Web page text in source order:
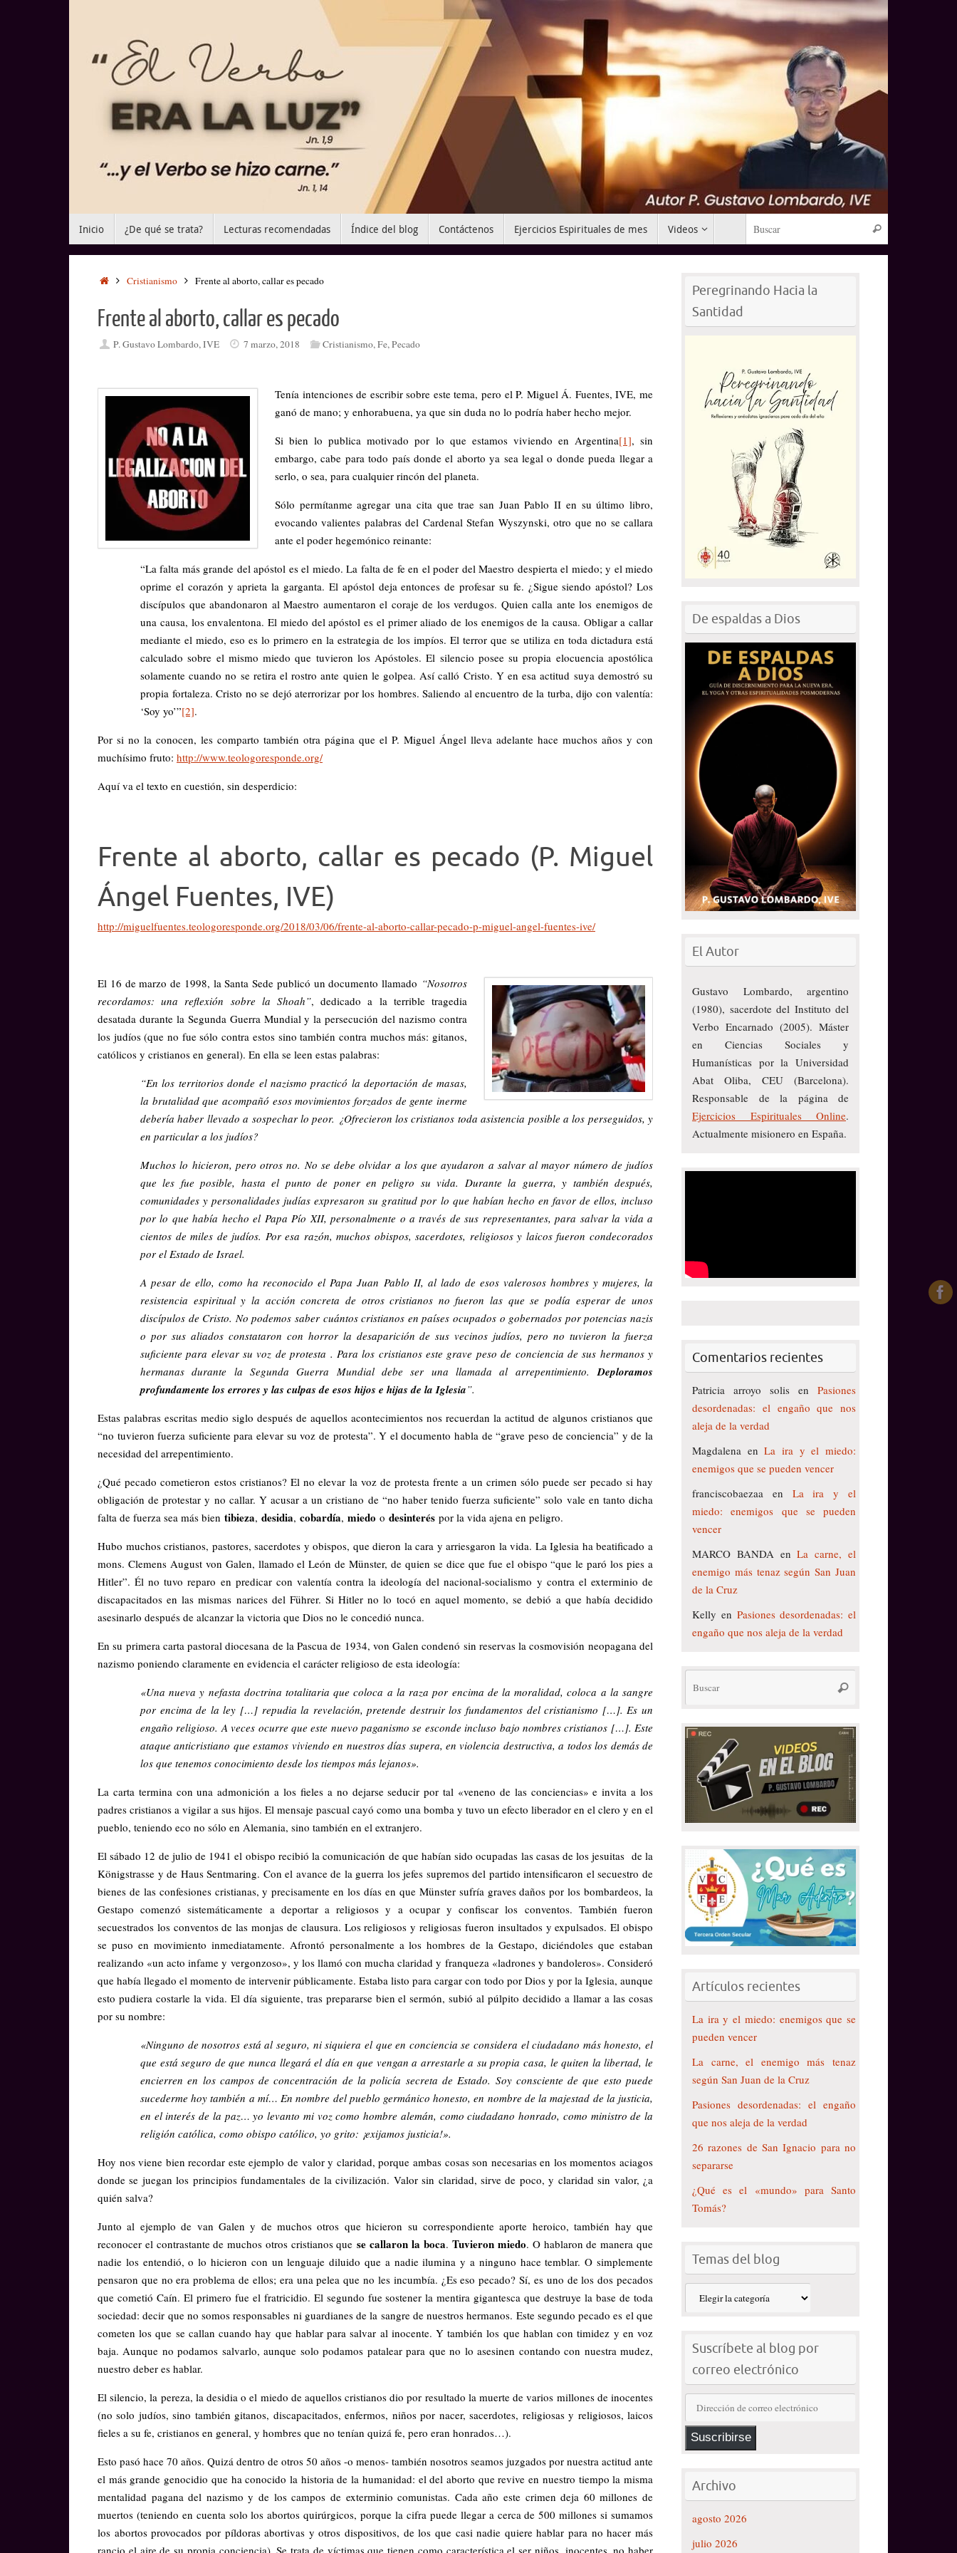
Inicio ¿De qué se trata? Lecturas recomendadas Índice del blog Contáctenos Ejercicios Espirituales de mes Videos Buscar
InicioCristianismo Frente al aborto, callar es pecado
Frente al aborto, callar es pecado
P. Gustavo Lombardo, IVE 7 marzo, 2018 Cristianismo,Fe,Pecado
Tenía intenciones de escribir sobre este tema, pero el P. Miguel Á. Fuentes, IVE, me
ganó de mano; y enhorabuena, ya que sin duda no lo podría haber hecho mejor.
Si bien lo publica motivado por lo que estamos viviendo en Argentina[1], sin
embargo, cabe para todo país donde el aborto ya sea legal o donde pueda llegar a
serlo, o sea, para cualquier rincón del planeta.
Sólo permítanme agregar una cita que trae san Juan Pablo II en su último libro,
evocando valientes palabras del Cardenal Stefan Wyszynski, otro que no se callara
ante el poder hegemónico reinante:
“La falta más grande del apóstol es el miedo. La falta de fe en el poder del Maestro despierta el miedo; y el miedo
oprime el corazón y aprieta la garganta. El apóstol deja entonces de profesar su fe. ¿Sigue siendo apóstol? Los
discípulos que abandonaron al Maestro aumentaron el coraje de los verdugos. Quien calla ante los enemigos de
una causa, los envalentona. El miedo del apóstol es el primer aliado de los enemigos de la causa. Obligar a callar
mediante el miedo, eso es lo primero en la estrategia de los impíos. El terror que se utiliza en toda dictadura está
calculado sobre el mismo miedo que tuvieron los Apóstoles. El silencio posee su propia elocuencia apostólica
solamente cuando no se retira el rostro ante quien le golpea. Así calló Cristo. Y en esa actitud suya demostró su
propia fortaleza. Cristo no se dejó aterrorizar por los hombres. Saliendo al encuentro de la turba, dijo con valentía:
‘Soy yo’”[2].
Por si no la conocen, les comparto también otra página que el P. Miguel Ángel lleva adelante hace muchos años y con
muchísimo fruto: http://www.teologoresponde.org/
Aquí va el texto en cuestión, sin desperdicio:
Frente al aborto, callar es pecado (P. Miguel
Ángel Fuentes, IVE)
http://miguelfuentes.teologoresponde.org/2018/03/06/frente-al-aborto-callar-pecado-p-miguel-angel-fuentes-ive/
El 16 de marzo de 1998, la Santa Sede publicó un documento llamado “Nosotros
recordamos: una reflexión sobre la Shoah”, dedicado a la terrible tragedia
desatada durante la Segunda Guerra Mundial y la persecución del nazismo contra
los judíos (que no fue sólo contra estos sino también contra muchos más: gitanos,
católicos y cristianos en general). En ella se leen estas palabras:
“En los territorios donde el nazismo practicó la deportación de masas,
la brutalidad que acompañó esos movimientos forzados de gente inerme
debería haber llevado a sospechar lo peor. ¿Ofrecieron los cristianos toda asistencia posible a los perseguidos, y
en particular a los judíos?
Muchos lo hicieron, pero otros no. No se debe olvidar a los que ayudaron a salvar al mayor número de judíos
que les fue posible, hasta el punto de poner en peligro su vida. Durante la guerra, y también después,
comunidades y personalidades judías expresaron su gratitud por lo que habían hecho en favor de ellos, incluso
por lo que había hecho el Papa Pío XII, personalmente o a través de sus representantes, para salvar la vida a
cientos de miles de judíos. Por esa razón, muchos obispos, sacerdotes, religiosos y laicos fueron condecorados
por el Estado de Israel.
A pesar de ello, como ha reconocido el Papa Juan Pablo II, al lado de esos valerosos hombres y mujeres, la
resistencia espiritual y la acción concreta de otros cristianos no fueron las que se podía esperar de unos
discípulos de Cristo. No podemos saber cuántos cristianos en países ocupados o gobernados por potencias nazis
o por sus aliados constataron con horror la desaparición de sus vecinos judíos, pero no tuvieron la fuerza
suficiente para elevar su voz de protesta . Para los cristianos este grave peso de conciencia de sus hermanos y
hermanas durante la Segunda Guerra Mundial debe ser una llamada al arrepentimiento. Deploramos
profundamente los errores y las culpas de esos hijos e hijas de la Iglesia”.
Estas palabras escritas medio siglo después de aquellos acontecimientos nos recuerdan la actitud de algunos cristianos que
“no tuvieron fuerza suficiente para elevar su voz de protesta”. Y el documento habla de “grave peso de conciencia” y de la
necesidad del arrepentimiento.
¿Qué pecado cometieron estos cristianos? El no elevar la voz de protesta frente a un crimen sólo puede ser pecado si hay
obligación de protestar y no callar. Y acusar a un cristiano de “no haber tenido fuerza suficiente” solo vale en tanto dicha
falta de fuerza sea más bien tibieza, desidia, cobardía, miedo o desinterés por la vida ajena en peligro.
Hubo muchos cristianos, pastores, sacerdotes y obispos, que dieron la cara y arriesgaron la vida. La Iglesia ha beatificado a
mons. Clemens August von Galen, llamado el León de Münster, de quien se dice que fue el obispo “que le paró los pies a
Hitler”. Él no tuvo reparo en predicar con valentía contra la ideología del nacional-socialismo y contra el exterminio de
discapacitados en las mismas narices del Führer. Si Hitler no lo tocó en aquel momento, se debió a que había decidido
asesinarlo después de alcanzar la victoria que Dios no le concedió nunca.
En su primera carta pastoral diocesana de la Pascua de 1934, von Galen condenó sin reservas la cosmovisión neopagana del
nazismo poniendo claramente en evidencia el carácter religioso de esta ideología:
«Una nueva y nefasta doctrina totalitaria que coloca a la raza por encima de la moralidad, coloca a la sangre
por encima de la ley […] repudia la revelación, pretende destruir los fundamentos del cristianismo […]. Es un
engaño religioso. A veces ocurre que este nuevo paganismo se esconde incluso bajo nombres cristianos […]. Este
ataque anticristiano que estamos viviendo en nuestros días supera, en violencia destructiva, a todos los demás de
los que tenemos conocimiento desde los tiempos más lejanos».
La carta termina con una admonición a los fieles a no dejarse seducir por tal «veneno de las conciencias» e invita a los
padres cristianos a vigilar a sus hijos. El mensaje pascual cayó como una bomba y tuvo un efecto liberador en el clero y en el
pueblo, teniendo eco no sólo en Alemania, sino también en el extranjero.
El sábado 12 de julio de 1941 el obispo recibió la comunicación de que habían sido ocupadas las casas de los jesuitas de la
Königstrasse y de Haus Sentmaring. Con el avance de la guerra los jefes supremos del partido intensificaron el secuestro de
bienes de las confesiones cristianas, y precisamente en los días en que Münster sufría graves daños por los bombardeos, la
Gestapo comenzó sistemáticamente a deportar a religiosos y a ocupar y confiscar los conventos. También fueron
secuestrados los conventos de las monjas de clausura. Los religiosos y religiosas fueron insultados y expulsados. El obispo
se puso en movimiento inmediatamente. Afrontó personalmente a los hombres de la Gestapo, diciéndoles que estaban
realizando «un acto infame y vergonzoso», y los llamó con mucha claridad y franqueza «ladrones y bandoleros». Consideró
que había llegado el momento de intervenir públicamente. Estaba listo para cargar con todo por Dios y por la Iglesia, aunque
esto pudiera costarle la vida. El día siguiente, tras prepararse bien el sermón, subió al púlpito decidido a llamar a las cosas
por su nombre:
«Ninguno de nosotros está al seguro, ni siquiera el que en conciencia se considera el ciudadano más honesto, el
que está seguro de que nunca llegará el día en que vengan a arrestarle a su propia casa, le quiten la libertad, le
encierren en los campos de concentración de la policía secreta de Estado. Soy consciente de que esto puede
sucederme hoy también a mí… En nombre del pueblo germánico honesto, en nombre de la majestad de la justicia,
en el interés de la paz… yo levanto mi voz como hombre alemán, como ciudadano honrado, como ministro de la
religión católica, como obispo católico, yo grito: ¡exijamos justicia!».
Hoy nos viene bien recordar este ejemplo de valor y claridad, porque ambas cosas son necesarias en los momentos aciagos
donde se juegan los principios fundamentales de la civilización. Valor sin claridad, sirve de poco, y claridad sin valor, ¿a
quién salva?
Junto al ejemplo de van Galen y de muchos otros que hicieron su correspondiente aporte heroico, también hay que
reconocer el contrastante de muchos otros cristianos quese callaron la boca.Tuvieron miedo. O hablaron de manera que
nadie los entendió, o lo hicieron con un lenguaje diluido que a nadie ilumina y a ninguno hace temblar. O simplemente
pensaron que no era problema de ellos; era una pelea que no les incumbía. ¿Es eso pecado? Sí, es uno de los dos pecados
que cometió Caín. El primero fue el fratricidio. El segundo fue sostener la mentira gigantesca que destruye la base de toda
sociedad: decir que no somos responsables ni guardianes de la sangre de nuestros hermanos. Este segundo pecado es el que
cometen los que se callan cuando hay que hablar para salvar al inocente. Y también los que hablan con timidez y en voz
baja. Aunque no podamos salvarlo, aunque solo podamos patalear para que no lo asesinen contando con nuestra mudez,
nuestro deber es hablar.
El silencio, la pereza, la desidia o el miedo de aquellos cristianos dio por resultado la muerte de varios millones de inocentes
(no solo judíos, sino también gitanos, discapacitados, enfermos, niños por nacer, sacerdotes, religiosas y religiosos, laicos
fieles a su fe, cristianos en general, y hombres que no tenían quizá fe, pero eran honrados…).
Esto pasó hace 70 años. Quizá dentro de otros 50 años -o menos- también nosotros seamos juzgados por nuestra actitud ante
el más grande genocidio que ha conocido la historia de la humanidad: el del aborto que revive en nuestro tiempo la misma
mentalidad pagana del nazismo y de los campos de exterminio comunistas. Cada año este crimen deja 60 millones de
muertos (teniendo en cuenta solo los abortos quirúrgicos, porque la cifra puede llegar a cerca de 500 millones si sumamos
los abortos provocados por píldoras abortivas y otros dispositivos, de los que casi nadie quiere hablar para no hacer más
rancio el aire de su propia conciencia). Se trata de víctimas que tienen como característica el ser niños, inocentes, no haber
Peregrinando Hacia la
Santidad
De espaldas a Dios
El Autor
Gustavo Lombardo, argentino
(1980), sacerdote del Instituto del
Verbo Encarnado (2005). Máster
en Ciencias Sociales y
Humanísticas por la Universidad
Abat Oliba, CEU (Barcelona).
Responsable de la página de
Ejercicios Espirituales Online.
Actualmente misionero en España.
Comentarios recientes
Patricia arroyo solis en Pasiones
desordenadas: el engaño que nos
aleja de la verdad
Magdalena enLa ira y el miedo:
enemigos que se pueden vencer
franciscobaezaa en La ira y el
miedo: enemigos que se pueden
vencer
MARCO BANDAenLa carne, el
enemigo más tenaz según San Juan
de la Cruz
Kelly en Pasiones desordenadas: el
engaño que nos aleja de la verdad
Buscar
Artículos recientes
La ira y el miedo: enemigos que se
pueden vencer
La carne, el enemigo más tenaz
según San Juan de la Cruz
Pasiones desordenadas: el engaño
que nos aleja de la verdad
26 razones de San Ignacio para no
separarse
¿Qué es el «mundo» para Santo
Tomás?
Temas del blog
del
Suscríbete al blog por
correo electrónico
de
correo
electrónico
Suscribirse
Archivo
agosto 2026
julio 2026